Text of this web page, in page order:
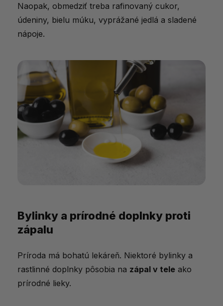
Naopak, obmedziť treba rafinovaný cukor,
údeniny, bielu múku, vyprážané jedlá a sladené
nápoje.
Bylinky a prírodné doplnky proti
zápalu
Príroda má bohatú lekáreň. Niektoré bylinky a
rastlinné doplnky pôsobia na zápal v tele ako
prírodné lieky.